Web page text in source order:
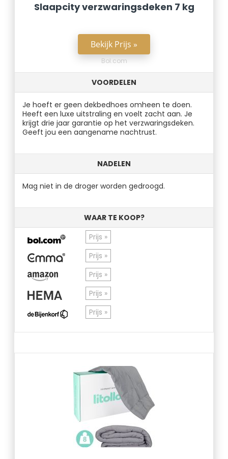
Slaapcity verzwaringsdeken 7 kg
Bekijk Prijs »
Bol.com
VOORDELEN
Je hoeft er geen dekbedhoes omheen te doen.
Heeft een luxe uitstraling en voelt zacht aan. Je
krijgt drie jaar garantie op het verzwaringsdeken.
Geeft jou een aangename nachtrust.
NADELEN
Mag niet in de droger worden gedroogd.
WAAR TE KOOP?
Prijs »
Prijs »
Prijs »
Prijs »
Prijs »